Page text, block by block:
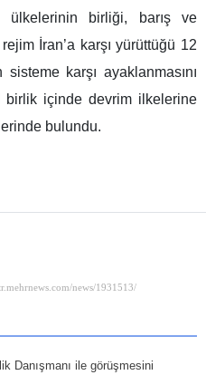
ülkelerinin birliği, barış ve
İran’a karşı yürüttüğü 12
karşı ayaklanmasını
birlik içinde devrim ilkelerine
bulundu.
Danışmanı ile görüşmesini